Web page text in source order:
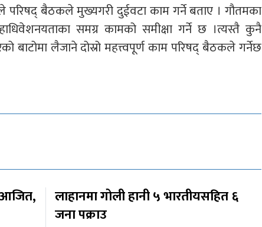
परिषद् बैठकले मुख्यगरी दुईवटा काम गर्ने बताए । गौतमका
समग्र कामको समीक्षा गर्ने छ ।त्यस्तै कुनै
लैजाने दोस्रो महत्त्वपूर्ण काम परिषद् बैठकले गर्नेछ
आजित,
लाहानमा गोली हानी ५ भारतीयसहित ६
जना पक्राउ